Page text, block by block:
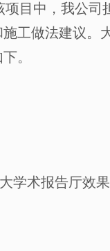
项目中，我公司
工做法建议。
。
大学术报告厅效